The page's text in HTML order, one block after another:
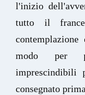
l'inizio
tutto il
modo per
imprescindibili
consegnato